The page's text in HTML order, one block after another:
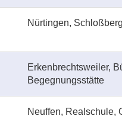
Nürtingen,
Erkenbrechtsweiler,
Begegnungsstätte
Neuffen, Realschule,